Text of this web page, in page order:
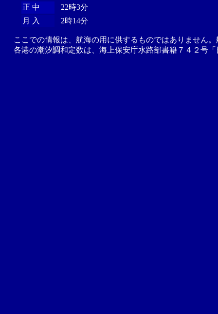
正 中
22時3分
月 入
2時14分
ここでの情報は、航海の用に供するものではありません
各港の潮汐調和定数は、海上保安庁水路部書籍７４２号